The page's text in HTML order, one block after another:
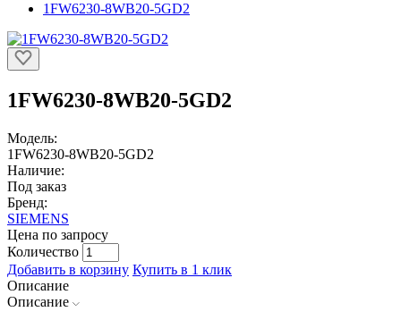
1FW6230-8WB20-5GD2
1FW6230-8WB20-5GD2
Модель:
1FW6230-8WB20-5GD2
Наличие:
Под заказ
Бренд:
SIEMENS
Цена по запросу
Количество
Добавить в корзину Купить в 1 клик
Описание
Описание